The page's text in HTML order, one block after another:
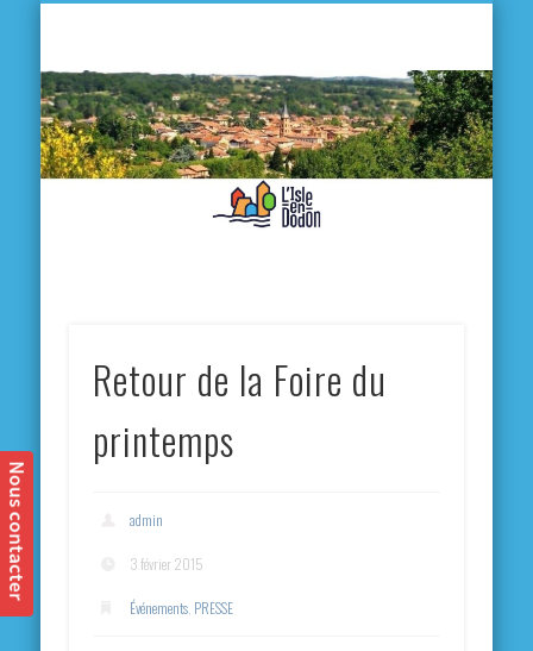
Retour de la Foire du
printemps
admin
3 février 2015
Événements PRESSE